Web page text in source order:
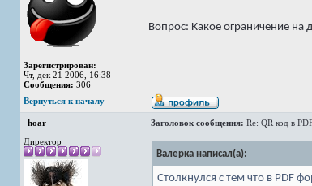
Зарегистрирован:
Чт, дек 21 2006, 16:38
Сообщения: 306
Вопрос: Какое ограничение на
Вернуться к началу
hoar Заголовок сообщения: Re: QR код в
Директор
Валерка написал(а):
Столкнулся с тем что в PDF